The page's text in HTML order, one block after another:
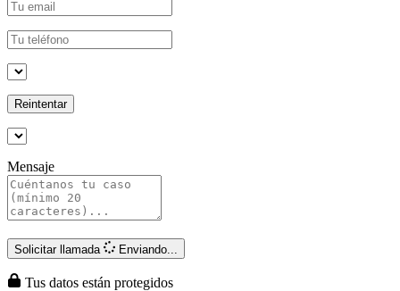
Reintentar
Mensaje
Solicitar llamada Enviando...
Tus datos están protegidos